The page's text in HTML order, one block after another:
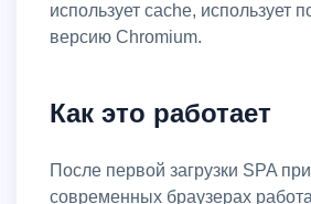
использует cache, использует
версию Chromium.
Как это работает
После первой загрузки SPA приложения в
современных браузерах